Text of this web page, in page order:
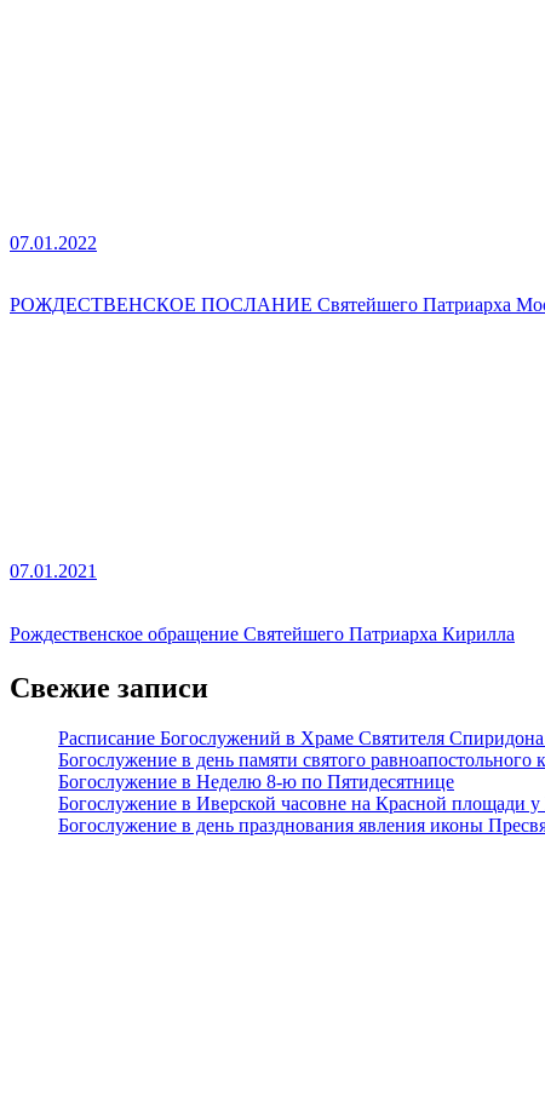
РОЖДЕСТВЕНСКОЕ ПОСЛАНИЕ Святейшего Патриарха
07.01.2022
Рождественское обращение Святейшего Патриарха Кирилла
07.01.2021
Свежие записи
Расписание Богослужений в Храме Святителя Спиридона
Богослужение в день памяти святого равноапостольного
Богослужение в Неделю 8-ю по Пятидесятнице
Богослужение в Иверской часовне на Красной площади у
Богослужение в день празднования явления иконы